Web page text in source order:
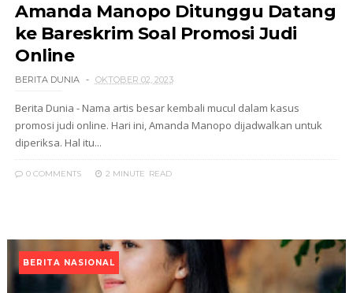
Amanda Manopo Ditunggu Datang
ke Bareskrim Soal Promosi Judi
Online
BERITA DUNIA OKTOBER 02, 2023
Berita Dunia - Nama artis besar kembali mucul dalam kasus
promosi judi online. Hari ini, Amanda Manopo dijadwalkan untuk
diperiksa. Hal itu...
0 COMMENTS 2 MINUTE READ
BERITA NASIONAL